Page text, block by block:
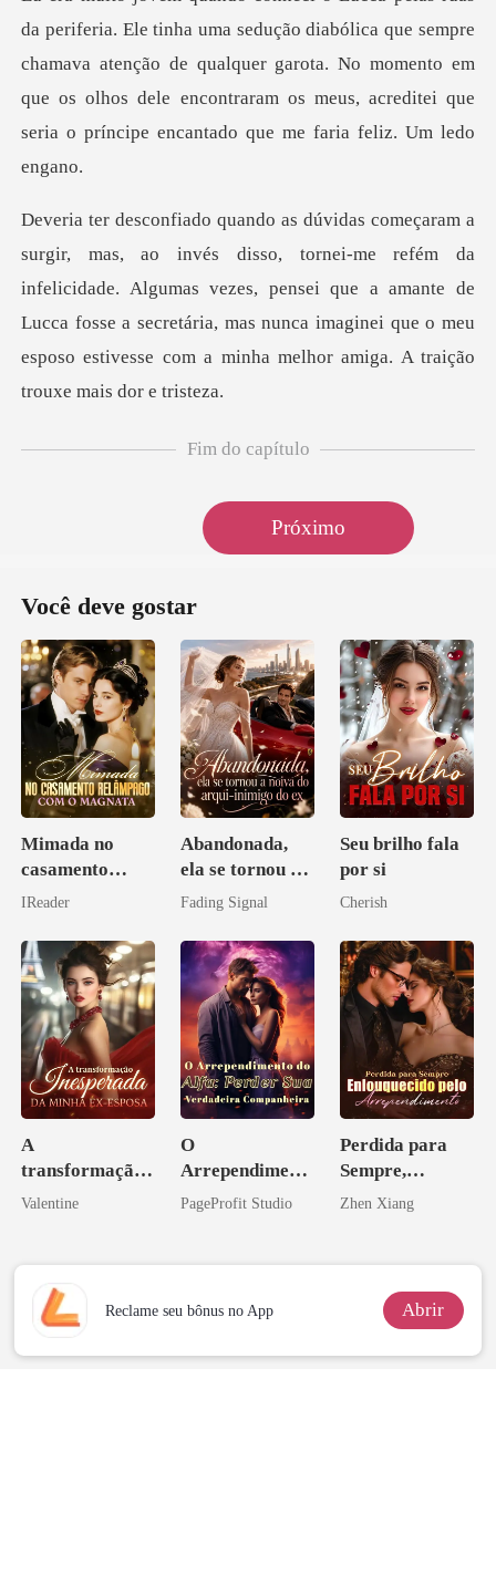
bólica que sempre
chamava atenção de qualquer garota. No momento em
que os olhos dele encont
ém da
infelicidade. Algumas vezes, pensei que a amante de
Lucca fosse a secretária, mas nunca im
Fim do capítulo
Próximo
Você deve gostar
Mimada no
casamento
relâmpago com
IReader
Abandonada,
ela se tornou a
noiva do arqui-
Fading Signal
Seu brilho fala
por si
Cherish
A
transformação
inesperada da
Valentine
O
Arrependiment
o do Alfa:
Companheira
PageProfit Studio
Perdida para
Sempre,
Enlouquecido
o
Zhen Xiang
Reclame seu bônus no App Abrir